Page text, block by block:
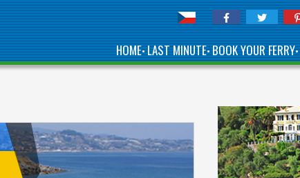
HOME•LAST MINUTE•BOOK YOUR FERRY•
CAMPINGS OF THE
LIGURIAN RIVIERA